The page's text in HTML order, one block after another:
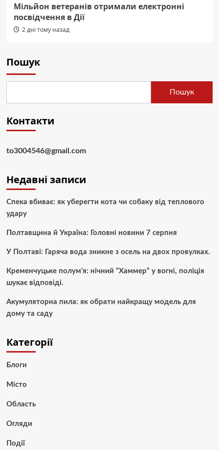
Мільйон ветеранів отримали електронні
посвідчення в Дії
2 дні тому назад
Пошук
Пошук
Контакти
to3004546@gmail.com
Недавні записи
Спека вбиває: як уберегти кота чи собаку від теплового
удару
Полтавщина й Україна: Головні новини 7 серпня
У Полтаві: Гаряча вода зникне з осель на двох провулках.
Кременчуцьке полум’я: нічний “Хаммер” у вогні, поліція
шукає відповіді.
Акумуляторна пила: як обрати найкращу модель для
дому та саду
Категорії
Блоги
Місто
Область
Огляди
Події